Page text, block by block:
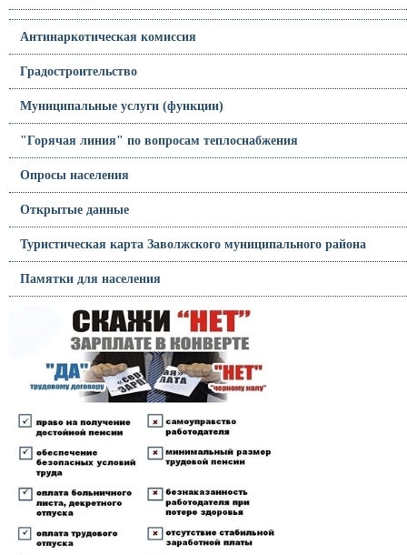
Антинаркотическая комиссия
Градостроительство
Муниципальные услуги (функции)
"Горячая линия" по вопросам теплоснабжения
Опросы населения
Открытые данные
Туристическая карта Заволжского муниципального района
Памятки для населения